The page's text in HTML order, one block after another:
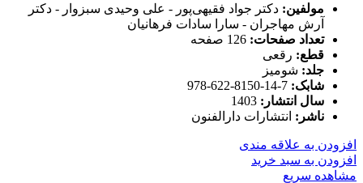
مولفین: دکتر جواد فقیهی‌پور - علی وحیدی سبزوار - دکتر
آرش مهاجران - سارا سادات فرهانیان
تعداد صفحات:
قطع: رقعی
جلد: شومیز
شابک:
سال انتشار:
ناشر: انتشارات دارالفنون
افزودن به علاقه مندی
افزودن به سبد خرید
مشاهده سریع